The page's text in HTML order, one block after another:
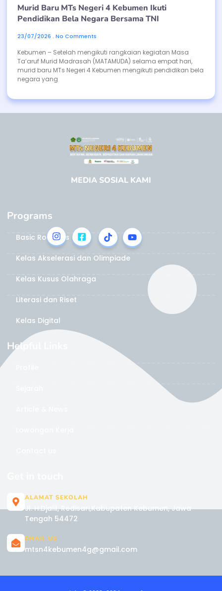
Murid Baru MTs Negeri 4 Kebumen Ikuti
Pendidikan Bela Negara Bersama TNI
23/07/2026 No Comments
Kebumen – Setelah mengikuti rangkaian kegiatan Masa
Ta’aruf Murid Madrasah (MATAMUDA) selama empat hari,
murid baru MTs Negeri 4 Kebumen mengikuti pendidikan bela
negara yang
MEDIA SOSIAL KAMI
Programs
Basic Robotics
Kelas Akselerasi dan Olimpiade
Kelas Kusus Olahraga
Literasi dan Riset
Kelas Digital
Helpful Links
ALAMAT SEKOLAH
Jl. H.Djalil, Redisari,Kabupaten Kebumen, Jawa
Tengah 54472
EMAIL US
mtsn4kebumen4g@gmail.com